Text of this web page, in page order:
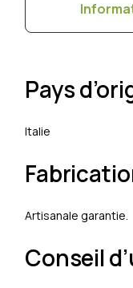
Pays
Italie
Artisanale garantie.
Conseil